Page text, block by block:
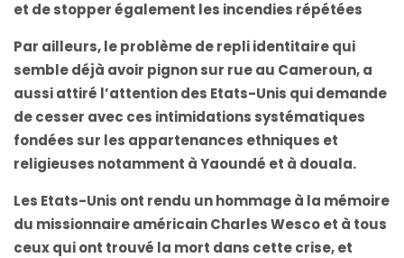
et de stopper également les incendies répétées
Par ailleurs, le problème de repli identitaire qui
semble déjà avoir pignon sur rue au Cameroun, a
aussi attiré l’attention des Etats-Unis qui demande
de cesser avec ces intimidations systématiques
fondées sur les appartenances ethniques et
religieuses notamment à Yaoundé et à douala.
Les Etats-Unis ont rendu un hommage à la mémoire
du missionnaire américain Charles Wesco et à tous
ceux qui ont trouvé la mort dans cette crise, et